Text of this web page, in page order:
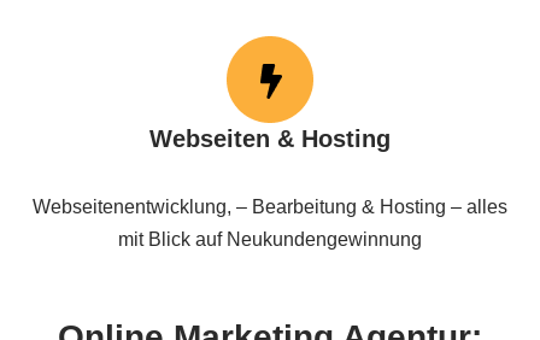
Webseiten & Hosting
Webseitenentwicklung, – Bearbeitung & Hosting – alles
mit Blick auf Neukundengewinnung